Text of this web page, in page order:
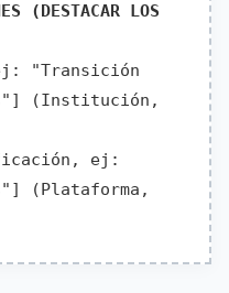
(DESTACAR LOS
"Transición
(Institución,
ej:
(Plataforma,